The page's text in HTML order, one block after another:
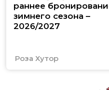
раннее
зимнего сезона –
2026/2027
Роза Хутор